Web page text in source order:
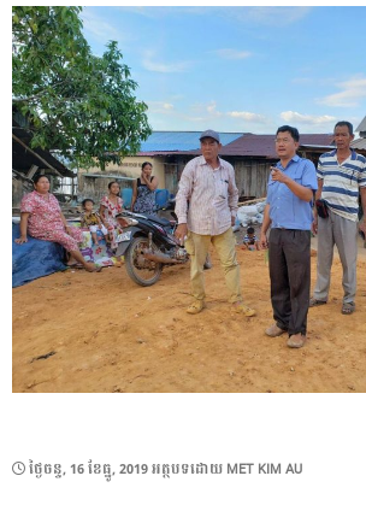
POSTED
ថ្ងៃ​ចន្ទ, 16 ខែ​ធ្នូ, 2019អត្ថបទដោយ MET KIM AU